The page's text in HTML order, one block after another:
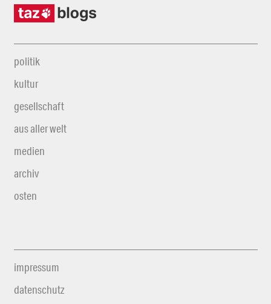
politik
kultur
gesellschaft
aus aller welt
medien
archiv
osten
impressum
datenschutz